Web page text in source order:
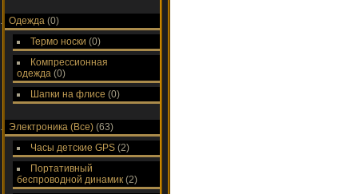
Одежда (0)
Термо носки (0)
Компрессионная
одежда (0)
Шапки на флисе (0)
Электроника (Все) (63)
Часы детские GPS (2)
Портативный
беспроводной динамик (2)